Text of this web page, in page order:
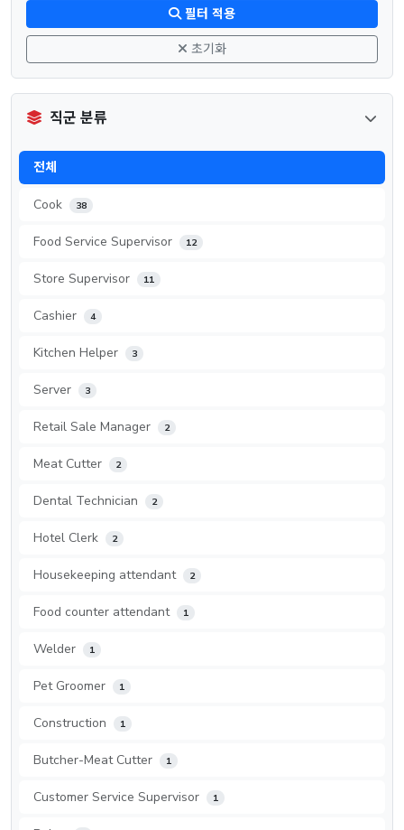
필터 적용
초기화
직군 분류
전체
Cook 38
Food Service Supervisor 12
Store Supervisor 11
Cashier 4
Kitchen Helper 3
Server 3
Retail Sale Manager 2
Meat Cutter 2
Dental Technician 2
Hotel Clerk 2
Housekeeping attendant 2
Food counter attendant 1
Welder 1
Pet Groomer 1
Construction 1
Butcher-Meat Cutter 1
Customer Service Supervisor 1